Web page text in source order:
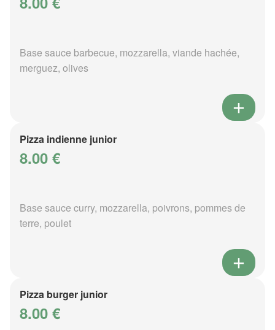
Base sauce barbecue, mozzarella, viande hachée,
merguez, olives
Pizza indienne junior
8.00 €
Base sauce curry, mozzarella, poivrons, pommes de
terre, poulet
Pizza burger junior
8.00 €